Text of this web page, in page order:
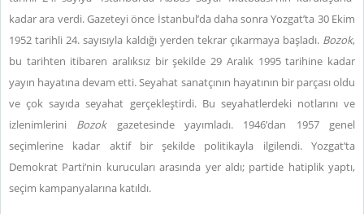
kadar ara verdi. Gazeteyi önce İstanbul’da daha sonra Yozgat’ta 30 Ekim
1952 tarihli 24. sayısıyla kaldığı yerden tekrar çıkarmaya başladı. Bozok,
bu tarihten itibaren aralıksız bir şekilde 29 Aralık 1995 tarihine kadar
yayın hayatına devam etti. Seyahat sanatçının hayatının bir parçası oldu
ve çok sayıda seyahat gerçekleştirdi. Bu seyahatlerdeki notlarını ve
izlenimlerini Bozokgazetesinde yayımladı. 1946’dan 1957 genel
seçimlerine kadar aktif bir şekilde politikayla ilgilendi. Yozgat’ta
Demokrat Parti’nin kurucuları arasında yer aldı; partide hatiplik yaptı,
seçim kampanyalarına katıldı.